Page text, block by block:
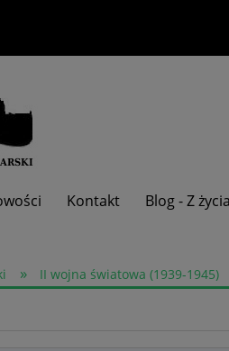
Kontakt Blog - Z
» II wojna światowa (1939-1945)